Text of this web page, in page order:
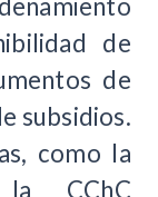
de
de
subsidios.
como la
CChC